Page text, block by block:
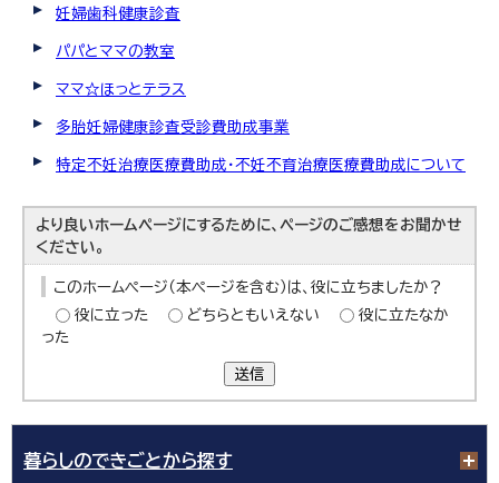
妊婦歯科健康診査
パパとママの教室
ママ☆ほっとテラス
多胎妊婦健康診査受診費助成事業
特定不妊治療医療費助成・不妊不育治療医療費助成について
より良いホームページにするために、ページのご感想をお聞かせ
ください。
このホームページ（本ページを含む）は、役に立ちましたか？
役に立った
どちらともいえない
役に立たなか
った
送信
暮らしのできごとから探す